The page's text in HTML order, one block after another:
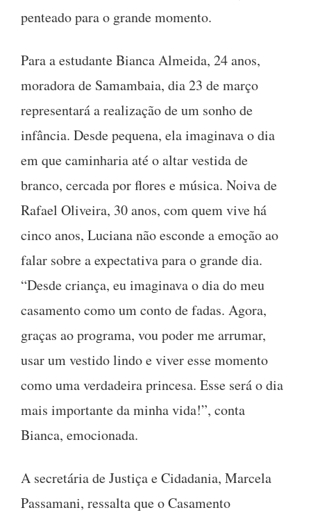
penteado para o grande momento.
Para a estudante Bianca Almeida, 24 anos,
moradora de Samambaia, dia 23 de março
representará a realização de um sonho de
infância. Desde pequena, ela imaginava o dia
em que caminharia até o altar vestida de
branco, cercada por flores e música. Noiva de
Rafael Oliveira, 30 anos, com quem vive há
cinco anos, Luciana não esconde a emoção ao
falar sobre a expectativa para o grande dia.
“Desde criança, eu imaginava o dia do meu
casamento como um conto de fadas. Agora,
graças ao programa, vou poder me arrumar,
usar um vestido lindo e viver esse momento
como uma verdadeira princesa. Esse será o dia
mais importante da minha vida!”, conta
Bianca, emocionada.
A secretária de Justiça e Cidadania, Marcela
Passamani, ressalta que o Casamento